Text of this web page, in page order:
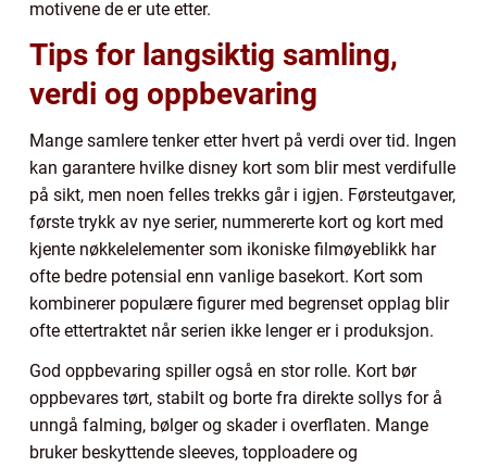
motivene de er ute etter.
Tips for langsiktig samling,
verdi og oppbevaring
Mange samlere tenker etter hvert på verdi over tid. Ingen
kan garantere hvilke disney kort som blir mest verdifulle
på sikt, men noen felles trekks går i igjen. Førsteutgaver,
første trykk av nye serier, nummererte kort og kort med
kjente nøkkelelementer som ikoniske filmøyeblikk har
ofte bedre potensial enn vanlige basekort. Kort som
kombinerer populære figurer med begrenset opplag blir
ofte ettertraktet når serien ikke lenger er i produksjon.
God oppbevaring spiller også en stor rolle. Kort bør
oppbevares tørt, stabilt og borte fra direkte sollys for å
unngå falming, bølger og skader i overflaten. Mange
bruker beskyttende sleeves, topploadere og